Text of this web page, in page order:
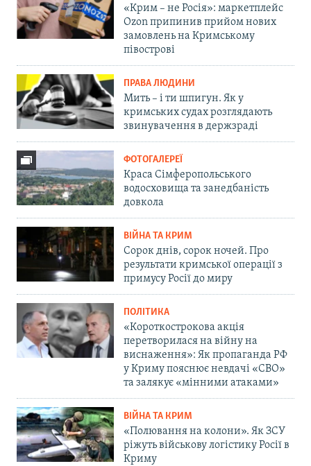
«Крим – не Росія»: маркетплейс
Ozon припинив прийом нових
замовлень на Кримському
півострові
ПРАВА ЛЮДИНИ
Мить – і ти шпигун. Як у
кримських судах розглядають
звинувачення в держзраді
ФОТОГАЛЕРЕЇ
Краса Сімферопольського
водосховища та занедбаність
довкола
ВІЙНА ТА КРИМ
Сорок днів, сорок ночей. Про
результати кримської операції з
примусу Росії до миру
ПОЛІТИКА
«Короткострокова акція
перетворилася на війну на
виснаження»: Як пропаганда РФ
у Криму пояснює невдачі «СВО»
та залякує «мінними атаками»
ВІЙНА ТА КРИМ
«Полювання на колони». Як ЗСУ
ріжуть військову логістику Росії в
Криму